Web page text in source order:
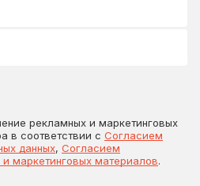
рекламных и маркетинговых
в соответствии с Согласием
данных, Согласием
маркетинговых материалов.